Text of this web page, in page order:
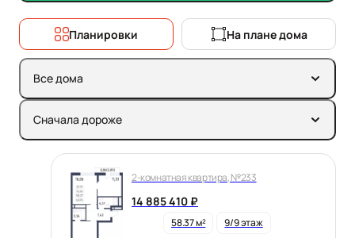
Планировки На плане дома
Все дома
Сначала дороже
2-комнатная квартира, №233
14 885 410 ₽
58.37 м² 9/9 этаж